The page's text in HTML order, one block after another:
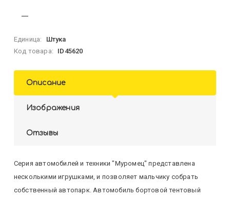
Единица:
Штука
Код товара:
ID45620
Описание
Изображения
Отзывы
Серия автомобилей и техники "Муромец" представлена
несколькими игрушками, и позволяет мальчику собрать
собственный автопарк. Автомобиль бортовой тентовый